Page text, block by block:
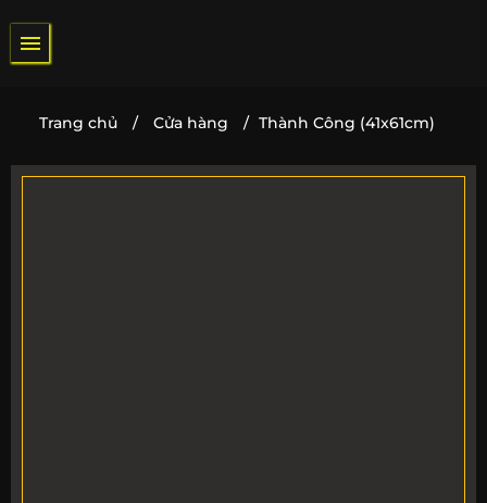
qua
nội
Trang chủ / Cửa hàng / Thành Công (41x61cm)